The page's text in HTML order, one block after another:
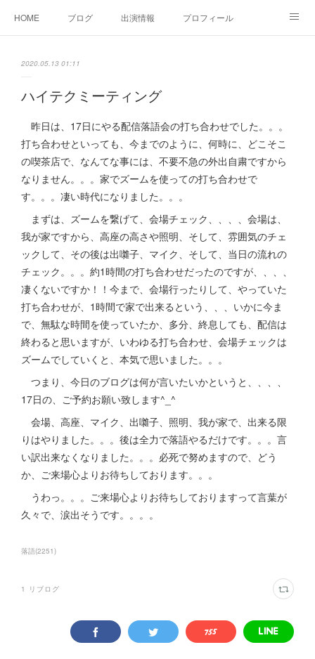
HOME ブログ 出演情報 プロフィール
2020.05.13 01:11
ハイテクミーティング
昨日は、17日にやる配信落語会の打ち合わせでした。。。
打ち合わせといっても、今までのように、何時に、どこそこ
の喫茶店で、なんてな事には、不要不急の外出自粛ですから
なりません。。。家でズームを使っての打ち合わせで
す。。。凄い時代になりました。。。
まずは、ズームを繋げて、会場チェック、、、、会場は、
我が家ですから、高座の高さや照明、そして、雰囲気のチェ
ックして、その後は出囃子、マイク、そして、当日の流れの
チェック。。。約1時間の打ち合わせだったのですが、、、、
凄くないですか！！今まで、会場行ったりして、やっていた
打ち合わせが、1時間で家で出来るという、、、いかに今ま
で、無駄な時間を使っていたか、多分、終息しても、配信は
終わると思いますが、いわゆる打ち合わせ、会場チェックは
ズームでしていくと、本気で思いました。。。
つまり、今日のブログは何が言いたいかというと、、、、
17日の、ご予約お願い致します^_^
会場、高座、マイク、出囃子、照明、我が家で、出来る限
りはやりました。。。後は全力で落語やるだけです。。。言
い訳出来なくなりました。。。必死で努めますので、どう
か、ご来場心よりお待ちしております。。。
うわっ。。。ご来場心よりお待ちしておりますって言葉が
久々で、涙出そうです。。。。
落語(2251)
1 リブログ